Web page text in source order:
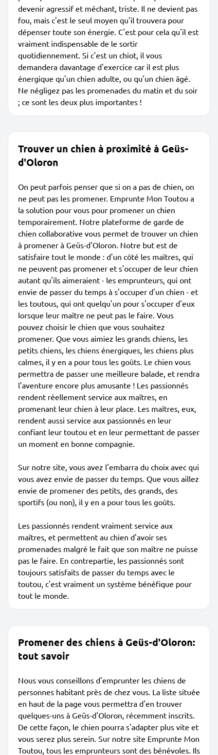
devenir agressif et méchant, triste. Il ne devient pas
fou, mais c'est le seul moyen qu'il trouvera pour
dépenser toute son énergie. C'est pour cela qu'il est
vraiment indispensable de le sortir
quotidiennement. Si c'est un chiot, il vous
demandera davantage d'exercice car il est plus
énergique qu'un chien adulte, ou qu'un chien âgé.
Ne négligez pas les promenades du matin et du soir
; ce sont les deux plus importantes !
Trouver un chien à proximité à Geüs-
d'Oloron
On peut parfois penser que si on a pas de chien, on
ne peut pas les promener. Emprunte Mon Toutou a
la solution pour vous pour promener un chien
temporairement. Notre plateforme de garde de
chien collaborative vous permet de trouver un chien
à promener à Geüs-d'Oloron. Notre but est de
satisfaire tout le monde : d'un côté les maîtres, qui
ne peuvent pas promener et s'occuper de leur chien
autant qu'ils aimeraient - les emprunteurs, qui ont
envie de passer du temps à s'occuper d'un chien - et
les toutous, qui ont quelqu'un pour s'occuper d'eux
lorsque leur maître ne peut pas le faire. Vous
pouvez choisir le chien que vous souhaitez
promener. Que vous aimiez les grands chiens, les
petits chiens, les chiens énergiques, les chiens plus
calmes, il y en a pour tous les goûts. Le chien vous
permettra de passer une meilleure balade, et rendra
l'aventure encore plus amusante ! Les passionnés
rendent réellement service aux maîtres, en
promenant leur chien à leur place. Les maîtres, eux,
rendent aussi service aux passionnés en leur
confiant leur toutou et en leur permettant de passer
un moment en bonne compagnie.
Sur notre site, vous avez l'embarra du choix avec qui
vous avez envie de passer du temps. Que vous aillez
envie de promener des petits, des grands, des
sportifs (ou non), il y en a pour tous les goûts.
Les passionnés rendent vraiment service aux
maîtres, et permettent au chien d'avoir ses
promenades malgré le fait que son maître ne puisse
pas le faire. En contrepartie, les passionnés sont
toujours satisfaits de passer du temps avec le
toutou, c'est vraiment un système bénéfique pour
tout le monde.
Promener des chiens à Geüs-d'Oloron:
tout savoir
Nous vous conseillons d'emprunter les chiens de
personnes habitant près de chez vous. La liste située
en haut de la page vous permettra d'en trouver
quelques-uns à Geüs-d'Oloron, récemment inscrits.
De cette façon, le chien pourra s'adapter plus vite et
vous serez plus serein. Sur notre site Emprunte Mon
Toutou, tous les emprunteurs sont des bénévoles. Ils